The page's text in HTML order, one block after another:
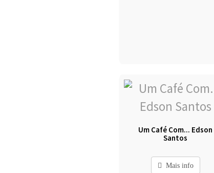
Um Café Com... Edson
Santos
Mais info